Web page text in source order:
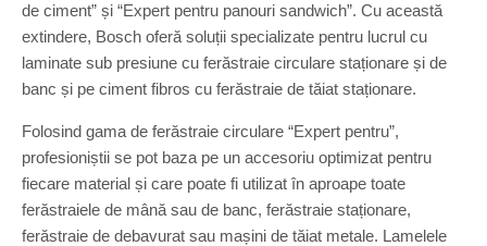
de ciment” și “Expert pentru panouri sandwich”. Cu această
extindere, Bosch oferă soluții specializate pentru lucrul cu
laminate sub presiune cu ferăstraie circulare staționare și de
banc și pe ciment fibros cu ferăstraie de tăiat staționare.
Folosind gama de ferăstraie circulare “Expert pentru”,
profesioniștii se pot baza pe un accesoriu optimizat pentru
fiecare material și care poate fi utilizat în aproape toate
ferăstraiele de mână sau de banc, ferăstraie staționare,
ferăstraie de debavurat sau mașini de tăiat metale. Lamelele